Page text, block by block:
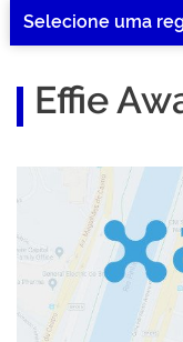
Selecione uma
Effie